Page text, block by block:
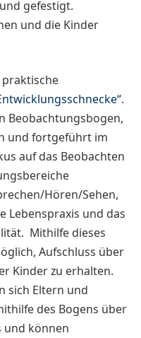
gefestigt.
und die Kinder
.
Beobachtungsbogen,
und fortgeführt im
auf das Beobachten
Hören/Sehen,
Lebenspraxis und das
Mithilfe dieses
Aufschluss über
Kinder zu erhalten.
sich Eltern und
des Bogens über
und können